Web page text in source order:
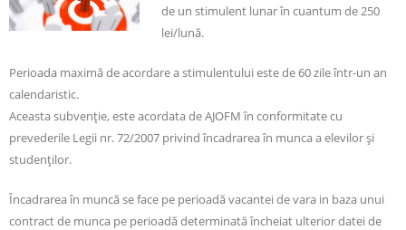
de un stimulent lunar în cuantum de 250
lei/lună.
Perioada maximă de acordare a stimulentului este de 60 zile într-un an
calendaristic.
Aceasta subvenţie, este acordata de AJOFM în conformitate cu
prevederile Legii nr. 72/2007 privind încadrarea în munca a elevilor şi
studenţilor.
Încadrarea în muncă se face pe perioadă vacantei de vara in baza unui
contract de munca pe perioadă determinată încheiat ulterior datei de